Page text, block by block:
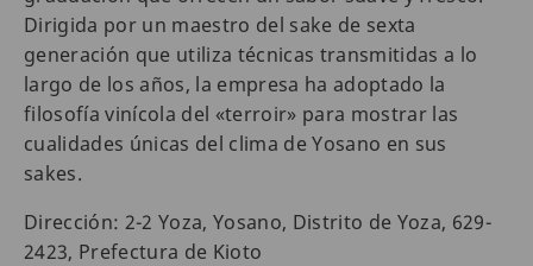
Dirigida por un maestro del sake de sexta
generación que utiliza técnicas transmitidas a lo
largo de los años, la empresa ha adoptado la
filosofía vinícola del «terroir» para mostrar las
cualidades únicas del clima de Yosano en sus
sakes.
Dirección: 2-2 Yoza, Yosano, Distrito de Yoza, 629-
2423, Prefectura de Kioto